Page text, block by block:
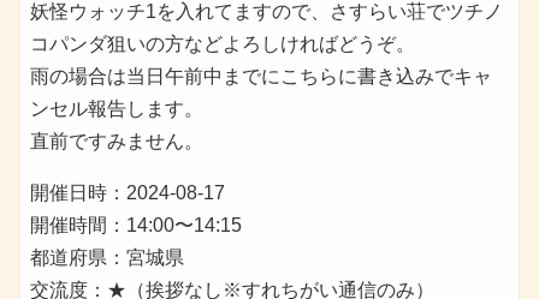
妖怪ウォッチ1を入れてますので、さすらい荘でツチノ
コパンダ狙いの方などよろしければどうぞ。
雨の場合は当日午前中までにこちらに書き込みでキャ
ンセル報告します。
直前ですみません。
開催日時：2024-08-17
開催時間：14:00〜14:15
都道府県：宮城県
交流度：★（挨拶なし※すれちがい通信のみ）